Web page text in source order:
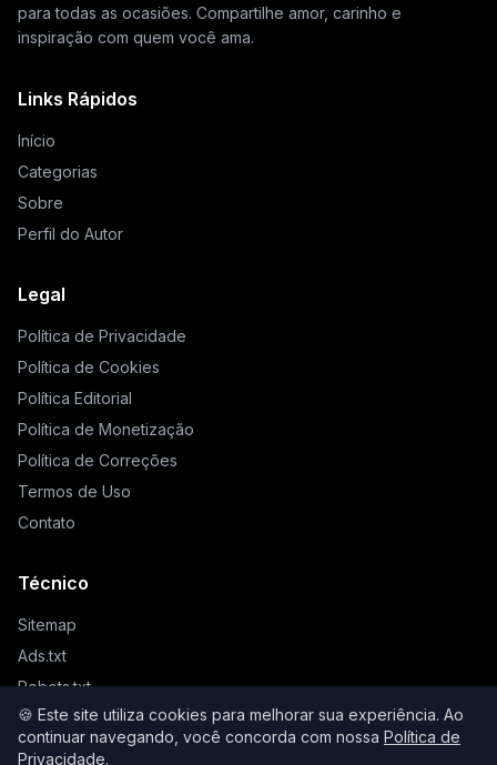
🍪 Este site utiliza cookies para melhorar sua experiência. Ao
continuar navegando, você concorda com nossa Política de
Privacidade.
para todas as ocasiões. Compartilhe amor, carinho e
inspiração com quem você ama.
Links Rápidos
Início
Categorias
Sobre
Perfil do Autor
Legal
Política de Privacidade
Política de Cookies
Política Editorial
Política de Monetização
Política de Correções
Termos de Uso
Contato
Técnico
Sitemap
Ads.txt
Robots.txt
Llms.txt